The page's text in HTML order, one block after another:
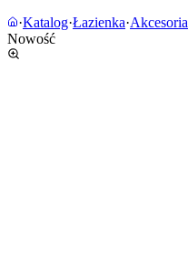
·Katalog·Łazienka·Akcesoria
Nowość